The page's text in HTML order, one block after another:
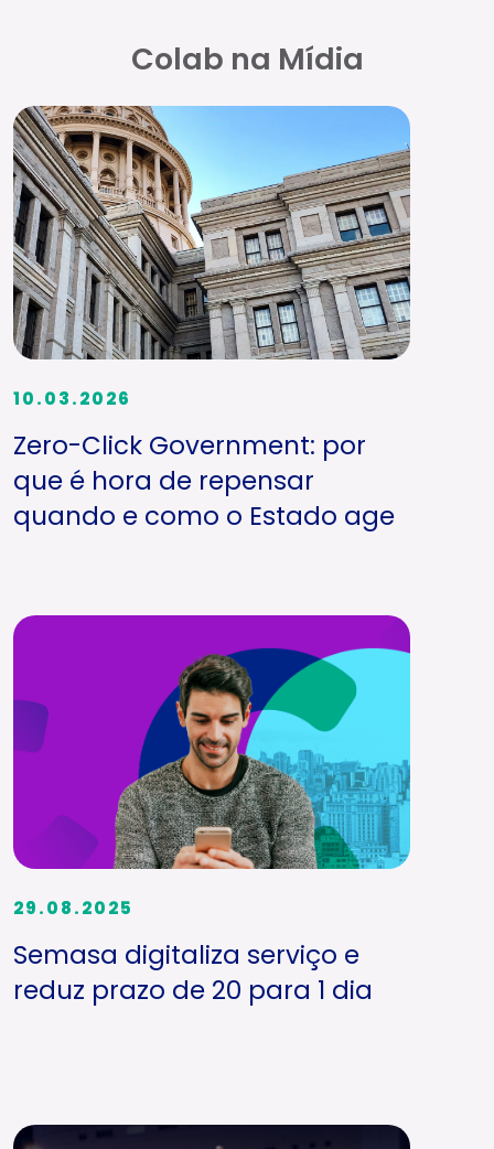
Colab na Mídia
10.03.2026
Zero-Click Government: por
que é hora de repensar
quando e como o Estado age
29.08.2025
Semasa digitaliza serviço e
reduz prazo de 20 para 1 dia